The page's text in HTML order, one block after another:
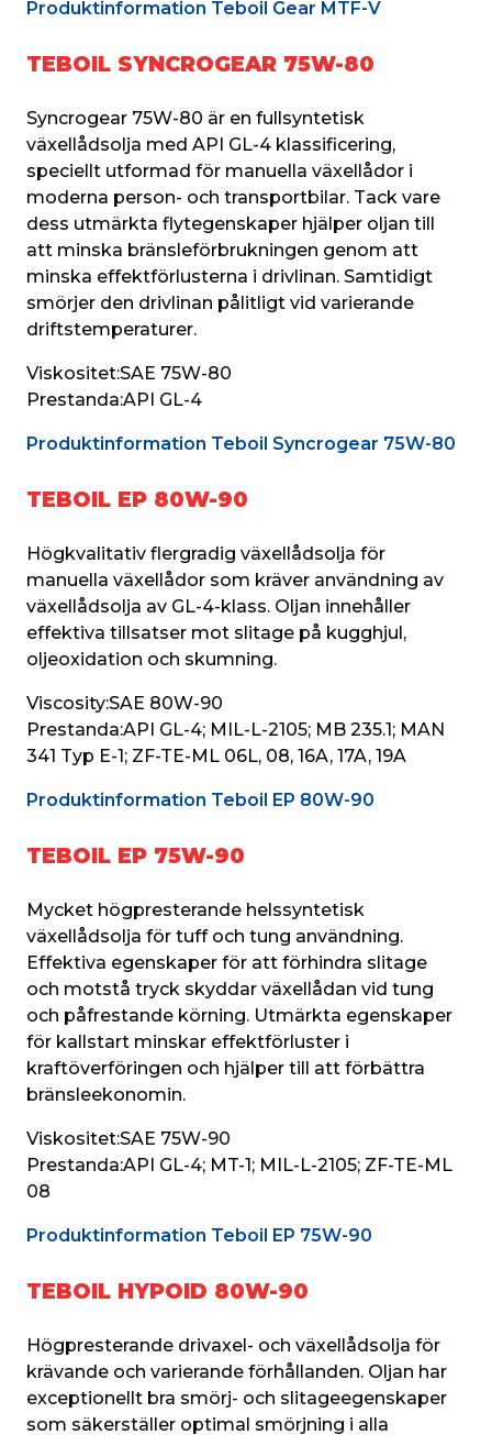
Produktinformation Teboil Gear MTF-V
TEBOIL SYNCROGEAR 75W-80
Syncrogear 75W-80 är en fullsyntetisk
växellådsolja med API GL-4 klassificering,
speciellt utformad för manuella växellådor i
moderna person- och transportbilar. Tack vare
dess utmärkta flytegenskaper hjälper oljan till
att minska bränsleförbrukningen genom att
minska effektförlusterna i drivlinan. Samtidigt
smörjer den drivlinan pålitligt vid varierande
driftstemperaturer.
Viskositet:SAE 75W-80
Prestanda:API GL-4
Produktinformation Teboil Syncrogear 75W-80
TEBOIL EP 80W-90
Högkvalitativ flergradig växellådsolja för
manuella växellådor som kräver användning av
växellådsolja av GL-4-klass. Oljan innehåller
effektiva tillsatser mot slitage på kugghjul,
oljeoxidation och skumning.
Viscosity:SAE 80W-90
Prestanda:API GL-4; MIL-L-2105; MB 235.1; MAN
341 Typ E-1; ZF-TE-ML 06L, 08, 16A, 17A, 19A
Produktinformation Teboil EP 80W-90
TEBOIL EP 75W-90
Mycket högpresterande helssyntetisk
växellådsolja för tuff och tung användning.
Effektiva egenskaper för att förhindra slitage
och motstå tryck skyddar växellådan vid tung
och påfrestande körning. Utmärkta egenskaper
för kallstart minskar effektförluster i
kraftöverföringen och hjälper till att förbättra
bränsleekonomin.
Viskositet:SAE 75W-90
Prestanda:API GL-4; MT-1; MIL-L-2105; ZF-TE-ML
08
Produktinformation Teboil EP 75W-90
TEBOIL HYPOID 80W-90
Högpresterande drivaxel- och växellådsolja för
krävande och varierande förhållanden. Oljan har
exceptionellt bra smörj- och slitageegenskaper
som säkerställer optimal smörjning i alla